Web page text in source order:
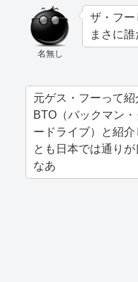
名無し
ザ・フー
まさに誰
元ゲス・フーって
BTO（バックマン
ードライブ）と紹介
とも日本では通り
なあ